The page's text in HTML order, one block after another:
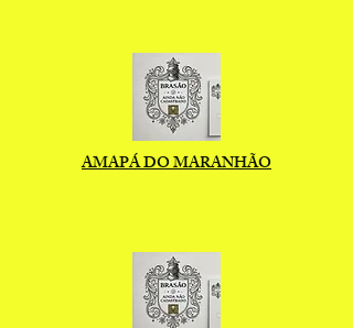
AMAPÁ DO MARANHÃO